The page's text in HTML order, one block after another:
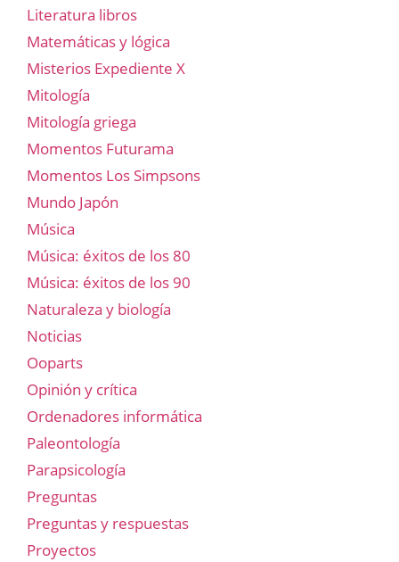
Literatura libros
Matemáticas y lógica
Misterios Expediente X
Mitología
Mitología griega
Momentos Futurama
Momentos Los Simpsons
Mundo Japón
Música
Música: éxitos de los 80
Música: éxitos de los 90
Naturaleza y biología
Noticias
Ooparts
Opinión y crítica
Ordenadores informática
Paleontología
Parapsicología
Preguntas
Preguntas y respuestas
Proyectos